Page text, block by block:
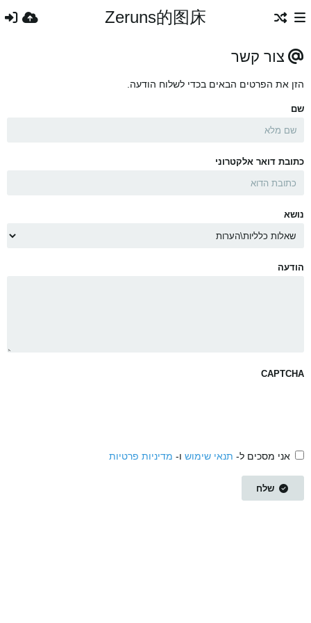
Zeruns的图床
צור קשר
הזן את הפרטים הבאים בכדי לשלוח הודעה.
שם
כתובת דואר אלקטרוני
נושא
הודעה
CAPTCHA
אני מסכים ל- תנאי שימוש ו- מדיניות פרטיות
שלח